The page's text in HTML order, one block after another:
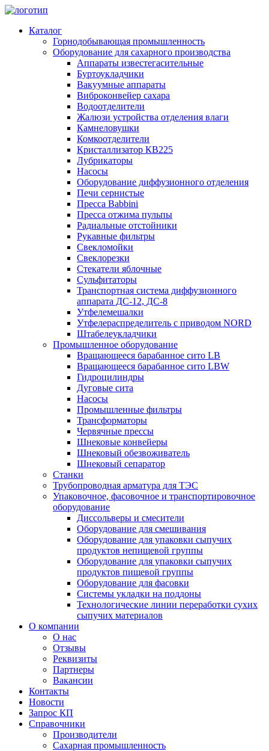
Каталог
Горнодобывающая промышленность
Оборудование для сахарного производства
Аппараты известегасительные
Буртоукладчики
Вакуумные аппараты
Виброконвейер сахара
Водоотделители
Жалюзи устройства отделения влаги
Камнеловушки
Комкоотделители
Кристаллизатор КВ225
Лубрикаторы
Насосы
Оборудование диффузионного отделения
Печи сернистые
Пресса Babbini
Пресса отжима пульпы
Радиальные отстойники
Рукавные фильтры
Свекломойки
Свеклорезки
Стекатели яблочные
Сульфитаторы
Транспортная система диффузионного
аппарата ДС-12, ДС-8
Утфелемешалки
Утфелераспределитель с приводом NORD
Штабелеукладчики
Промышленное оборудование
Вращающееся барабанное сито LB
Вращающееся барабанное сито LBW
Гидроцилиндры
Дуговые сита
Насосы
Промышленные фильтры
Трансформаторы
Червячные прессы
Шнековые конвейеры
Шнековый обезвоживатель
Шнековый сепаратор
Станки
Трубопроводная арматура для ТЭС
Упаковочное, фасовочное и транспортировочное
оборудование
Диссольверы и смесители
Оборудование для смешивания
Оборудование для упаковки сыпучих
продуктов непищевой группы
Оборудование для упаковки сыпучих
продуктов пищевой группы
Оборудование для фасовки
Системы укладки на поддоны
Технологические линии переработки сухих
сыпучих материалов
О компании
О нас
Отзывы
Реквизиты
Партнеры
Вакансии
Контакты
Новости
Запрос КП
Справочники
Производители
Сахарная промышленность